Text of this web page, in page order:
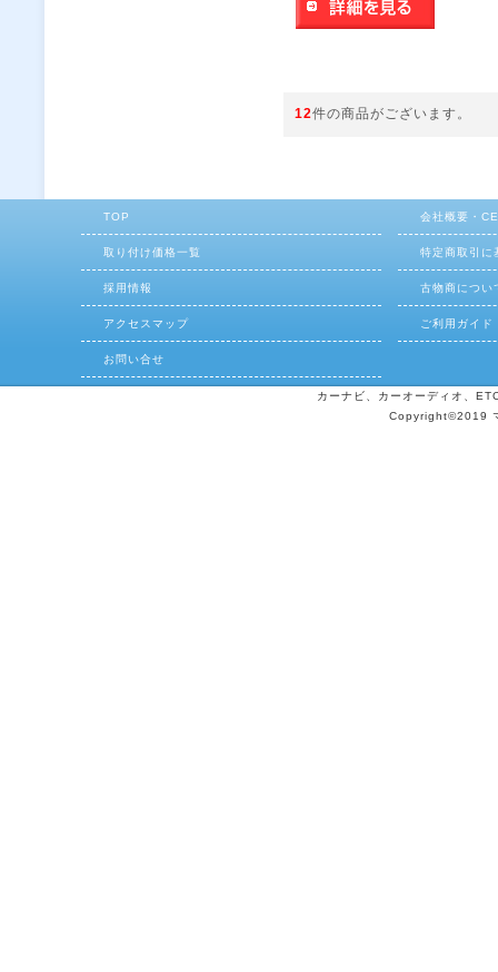
12件の商品がございます。
TOP 会社概要・
取り付け価格一覧 特定商取引に
採用情報 古物商につい
アクセスマップ ご利用ガイド
お問い合せ
カーナビ、カーオーディオ、
Copyright©2019